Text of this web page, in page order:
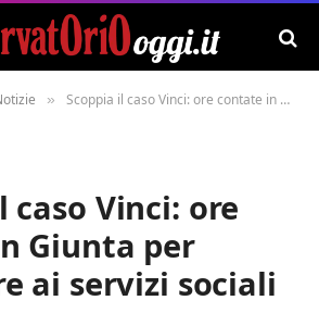
» Scoppia il caso Vinci: ore contate in Giunta per l’assessore ai servizi sociali
caso Vinci: ore
Giunta per
ai servizi sociali